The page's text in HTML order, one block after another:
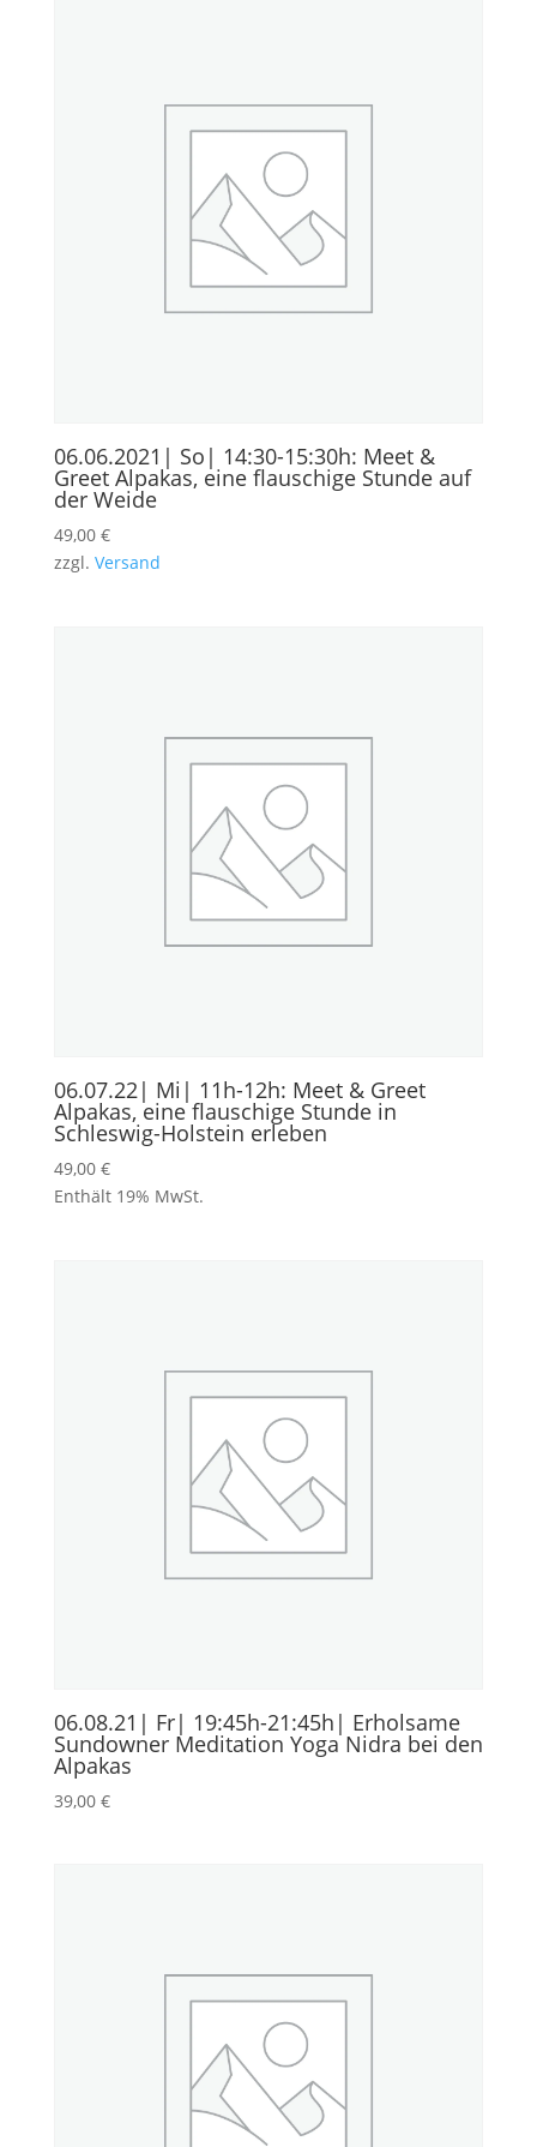
06.06.2021| So| 14:30-15:30h: Meet &
Greet Alpakas, eine flauschige Stunde auf
der Weide
49,00 €
zzgl. Versand
06.07.22| Mi| 11h-12h: Meet & Greet
Alpakas, eine flauschige Stunde in
Schleswig-Holstein erleben
49,00 €
Enthält 19% MwSt.
06.08.21| Fr| 19:45h-21:45h| Erholsame
Sundowner Meditation Yoga Nidra bei den
Alpakas
39,00 €